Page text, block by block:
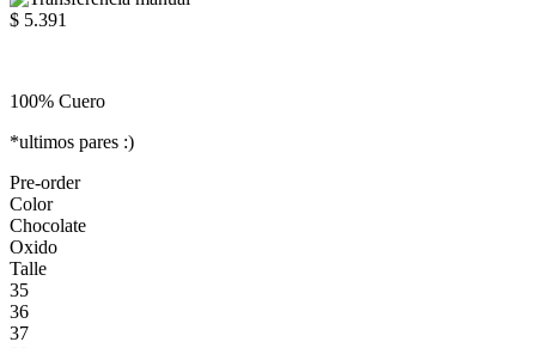
$ 5.391
100% Cuero
*ultimos pares :)
Pre-order
Color
Chocolate
Oxido
Talle
35
36
37